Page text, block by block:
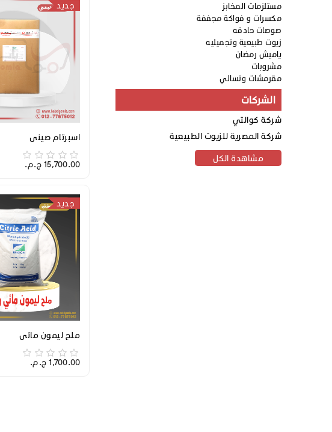
مستلزمات المخابز
مكسرات و فواكة مجففة
صوصات حادقه
زيوت طبيعية وتجميليه
ياميش رمضان
مشروبات
مقرمشات وتسالي
الشركات
شركة كوالتي
شركة المصرية للزيوت الطبيعية
مشاهدة الكل
جديد
اسبرتام صيني
15,700.00 ج.م.‏
جديد
ملح ليمون مائي
1,700.00 ج.م.‏